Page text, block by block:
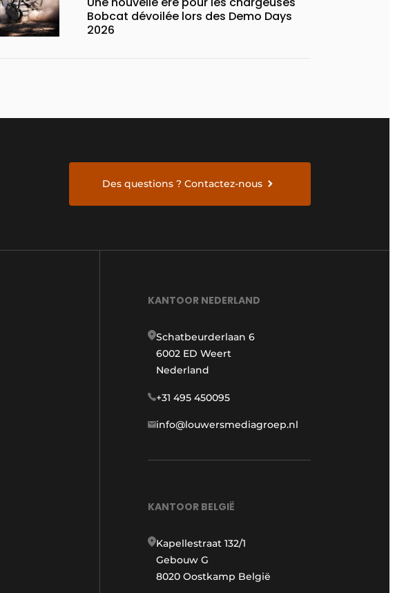
Bobcat dévoilée lors des Demo Days
2026
Des questions ? Contactez-nous
KANTOOR NEDERLAND
Schatbeurderlaan 6
6002 ED Weert
Nederland
+31 495 450095
info@louwersmediagroep.nl
KANTOOR BELGIË
Kapellestraat 132/1
Gebouw G
8020 Oostkamp België